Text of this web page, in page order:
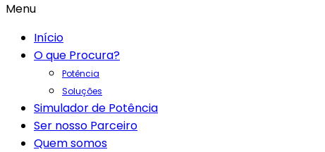
Menu
Início
O que Procura?
Potência
Soluções
Simulador de Potência
Ser nosso Parceiro
Quem somos